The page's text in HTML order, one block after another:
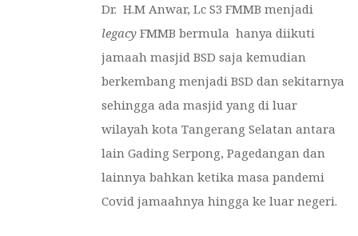
Dr. H.M Anwar, Lc S3 FMMB menjadi
legacy FMMB bermula hanya diikuti
jamaah masjid BSD saja kemudian
berkembang menjadi BSD dan sekitarnya
sehingga ada masjid yang di luar
wilayah kota Tangerang Selatan antara
lain Gading Serpong, Pagedangan dan
lainnya bahkan ketika masa pandemi
Covid jamaahnya hingga ke luar negeri.